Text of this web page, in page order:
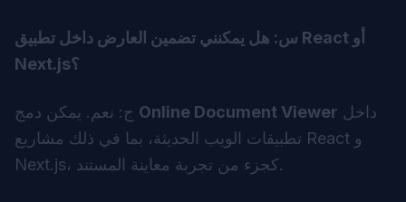
س: هل يمكنني تضمين العارض داخل تطبيق React أو
Next.js؟
Online Document Viewer
تطبيقات الويب الحديثة، بما في ذلك مشاريع React و
Next.js، كجزء من تجربة معاينة المستند.